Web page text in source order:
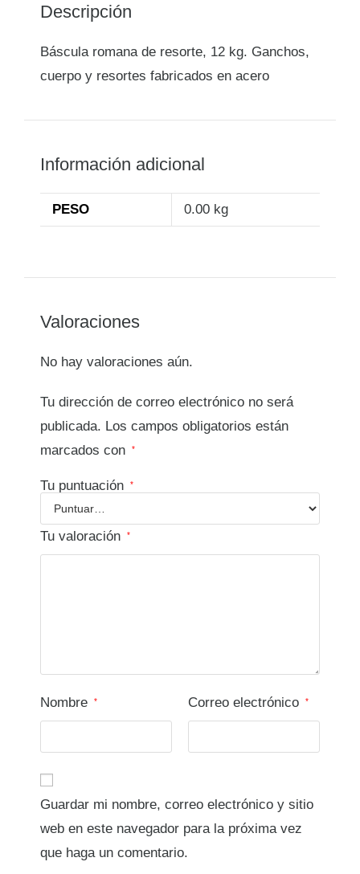
Descripción
Báscula romana de resorte, 12 kg. Ganchos,
cuerpo y resortes fabricados en acero
Información adicional
PESO 0.00 kg
Valoraciones
No hay valoraciones aún.
Tu dirección de correo electrónico no será
publicada. Los campos obligatorios están
marcados con
*
Tu puntuación *
Tu valoración *
Nombre * Correo electrónico *
Guardar mi nombre, correo electrónico y sitio
web en este navegador para la próxima vez
que haga un comentario.